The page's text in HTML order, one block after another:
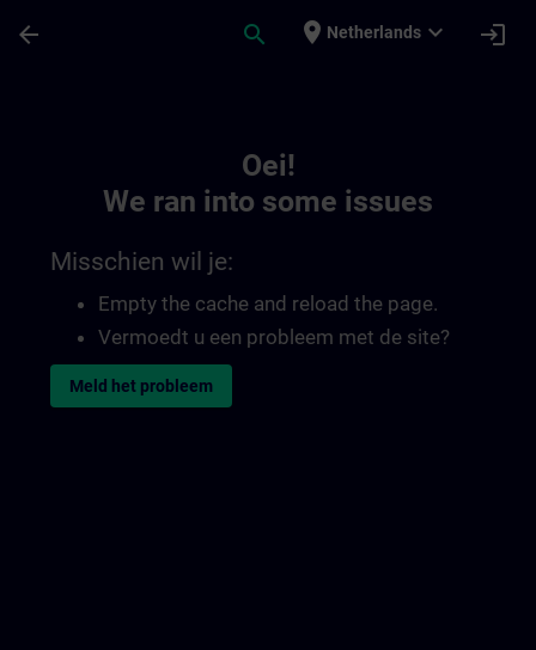
arrow_back search place Netherlands expand_more login
Oei!
We ran into some issues
Misschien wil je:
Empty the cache and reload the page.
Vermoedt u een probleem met de site?
Meld het probleem